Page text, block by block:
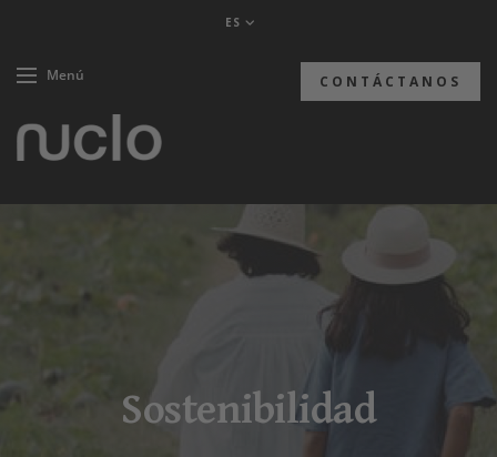
ES
Menú CONTÁCTANOS
Sostenibilidad